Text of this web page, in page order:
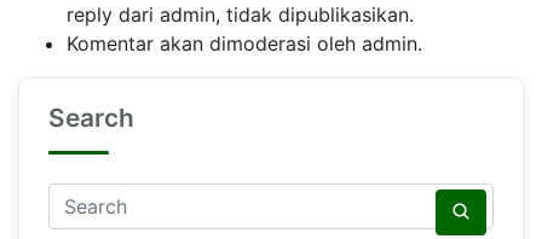
reply dari admin, tidak dipublikasikan.
Komentar akan dimoderasi oleh admin.
Search